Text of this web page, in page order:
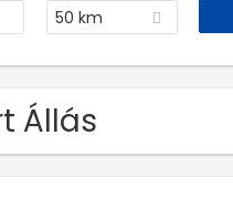
50 km
Állás